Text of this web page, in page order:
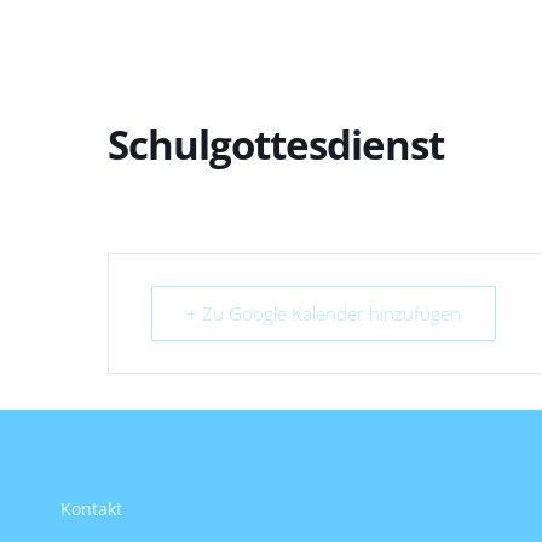
Schulgottesdienst
+ Zu Google Kalender hinzufügen
Kontakt